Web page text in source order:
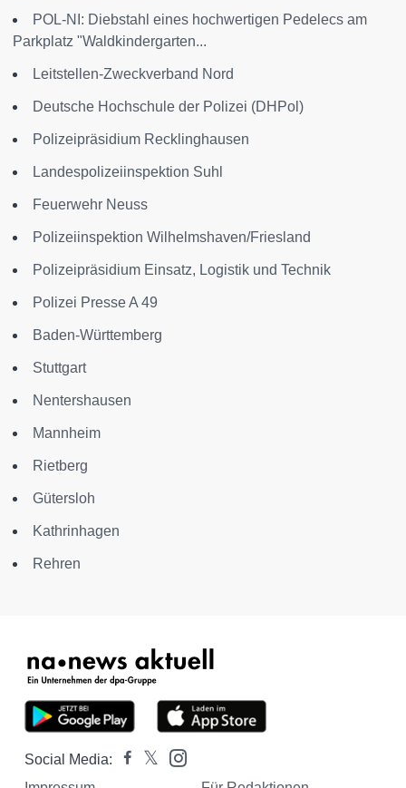
POL-NI: Diebstahl eines hochwertigen Pedelecs am
Parkplatz "Waldkindergarten...
Leitstellen-Zweckverband Nord
Deutsche Hochschule der Polizei (DHPol)
Polizeipräsidium Recklinghausen
Landespolizeiinspektion Suhl
Feuerwehr Neuss
Polizeiinspektion Wilhelmshaven/Friesland
Polizeipräsidium Einsatz, Logistik und Technik
Polizei Presse A 49
Baden-Württemberg
Stuttgart
Nentershausen
Mannheim
Rietberg
Gütersloh
Kathrinhagen
Rehren
Social Media: